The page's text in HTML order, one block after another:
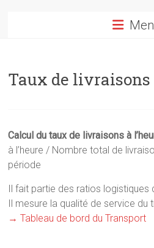
Taux de livraisons
Calcul du taux de livraisons à
à l’heure / Nombre total de
période
Il fait partie des ratios logistiques
Il mesure la qualité de service du
→ Tableau de bord du Transport